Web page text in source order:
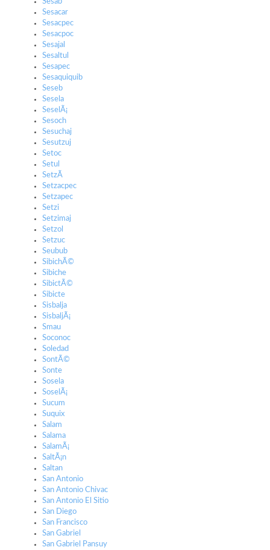
Sesacar
Sesacpec
Sesacpoc
Sesajal
Sesaltul
Sesapec
Sesaquiquib
Seseb
Sesela
SeselÃ¡
Sesoch
Sesuchaj
Sesutzuj
Setoc
Setul
SetzÃ­
Setzacpec
Setzapec
Setzi
Setzimaj
Setzol
Setzuc
Seubub
SibichÃ©
Sibiche
SibictÃ©
Sibicte
Sisbalja
SisbaljÃ¡
Smau
Soconoc
Soledad
SontÃ©
Sonte
Sosela
SoselÃ¡
Sucum
Suquix
Salam
Salama
SalamÃ¡
SaltÃ¡n
Saltan
San Antonio
San Antonio Chivac
San Antonio El Sitio
San Diego
San Francisco
San Gabriel
San Gabriel Pansuy